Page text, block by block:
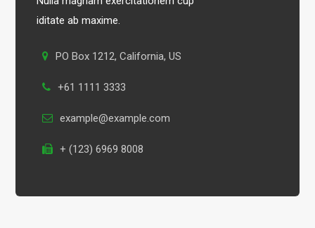
iditate ab maxime.
PO Box 1212, California, US
+61 1111 3333
example@example.com
+ (123) 6969 8008